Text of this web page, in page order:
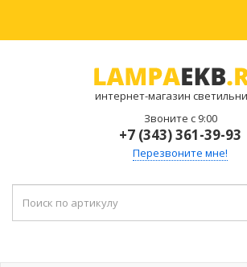
интернет-магазин
Звоните с 9:00
+7 (343) 361-39-93
Перезвоните мне!